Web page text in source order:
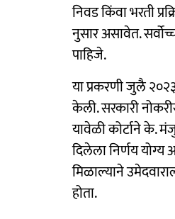
निवड किंवा भरती
नुसार असावेत.
पाहिजे.
या प्रकरणी जुलै
केली. सरकारी
यावेळी कोर्टाने के.
दिलेला निर्णय
मिळाल्याने
होता.